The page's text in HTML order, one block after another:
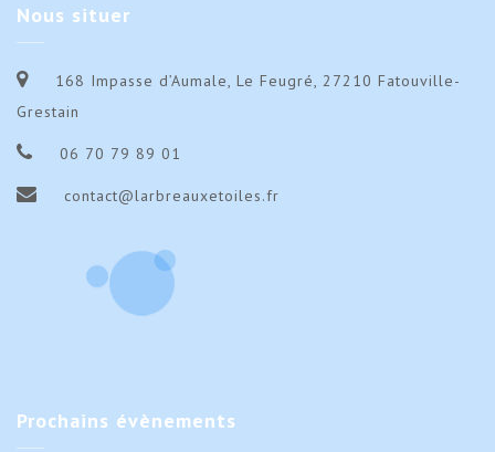
Nous situer
168 Impasse d’Aumale, Le Feugré, 27210 Fatouville-
Grestain
06 70 79 89 01
contact@larbreauxetoiles.fr
Prochains évènements